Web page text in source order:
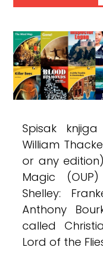
Spisak
William
or any
Magic
Shelley:
Anthony
called
Lord of the